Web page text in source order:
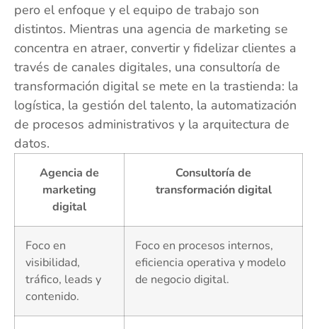
pero el enfoque y el equipo de trabajo son
distintos. Mientras una agencia de marketing se
concentra en atraer, convertir y fidelizar clientes a
través de canales digitales, una consultoría de
transformación digital se mete en la trastienda: la
logística, la gestión del talento, la automatización
de procesos administrativos y la arquitectura de
datos.
Agencia de
marketing
digital
Consultoría de
transformación digital
Foco en
visibilidad,
tráfico, leads y
contenido.
Foco en procesos internos,
eficiencia operativa y modelo
de negocio digital.